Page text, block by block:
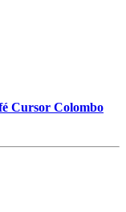
Colombo